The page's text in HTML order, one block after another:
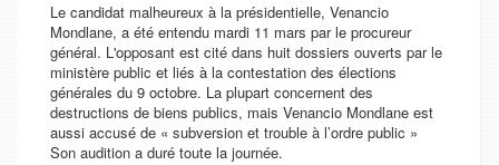
Le candidat malheureux à la présidentielle, Venancio
Mondlane, a été entendu mardi 11 mars par le procureur
général. L'opposant est cité dans huit dossiers ouverts par le
ministère public et liés à la contestation des élections
générales du 9 octobre. La plupart concernent des
destructions de biens publics, mais Venancio Mondlane est
aussi accusé de « subversion et trouble à l’ordre public »
Son audition a duré toute la journée.